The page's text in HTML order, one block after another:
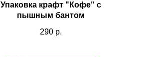
Упаковка крафт "Кофе" с
пышным бантом
290 р.